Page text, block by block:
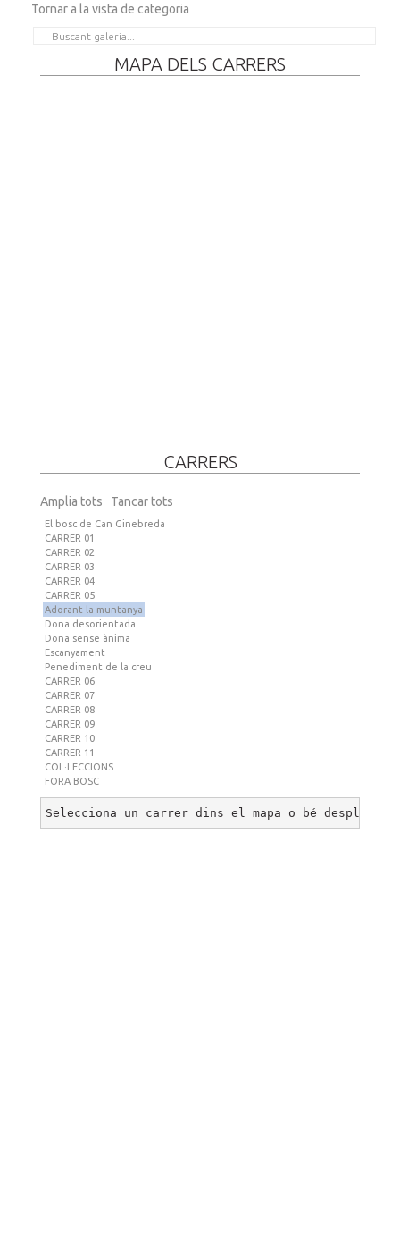
Tornar a la vista de categoria
MAPA DELS CARRERS
CARRERS
Amplia tots Tancar tots
El bosc de Can Ginebreda
CARRER 01
CARRER 02
CARRER 03
CARRER 04
CARRER 05
Adorant la muntanya
Dona desorientada
Dona sense ànima
Escanyament
Penediment de la creu
CARRER 06
CARRER 07
CARRER 08
CARRER 09
CARRER 10
CARRER 11
COL·LECCIONS
FORA BOSC
Selecciona un carrer dins el mapa o bé